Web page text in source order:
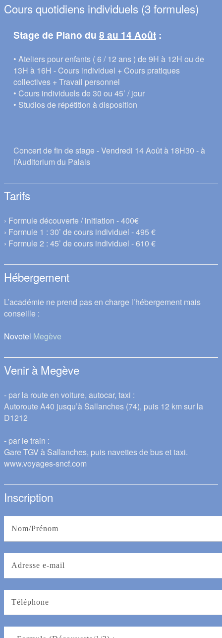
Cours quotidiens individuels (3 formules)
Stage de Piano du 8 au 14 Août:
• Ateliers pour enfants ( 6 / 12 ans ) de 9H à 12H ou de
13H à 16H - Cours individuel + Cours pratiques
collectives + Travail personnel
• Cours individuels de 30 ou 45’ / jour
• Studios de répétition à disposition
Concert de fin de stage - Vendredi 14 Août à 18H30 - à
l'Auditorium du Palais
Tarifs
› Formule découverte / initiation - 400€
› Formule 1 : 30’ de cours individuel - 495 €
› Formule 2 : 45’ de cours individuel - 610 €
Hébergement
L’académie ne prend pas en charge l’hébergement mais
conseille :
Novotel Megève
Venir à Megève
- par la route en voiture, autocar, taxi :
Autoroute A40 jusqu’à Sallanches (74), puis 12 km sur la
D1212
- par le train :
Gare TGV à Sallanches, puis navettes de bus et taxi.
www.voyages-sncf.com
Inscription